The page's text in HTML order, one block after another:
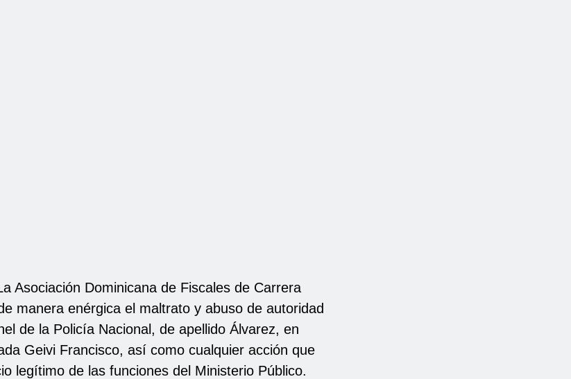
Asociación Dominicana de Fiscales de Carrera
manera enérgica el maltrato y abuso de autoridad
de la Policía Nacional, de apellido Álvarez, en
Geivi Francisco, así como cualquier acción que
legítimo de las funciones del Ministerio Público.